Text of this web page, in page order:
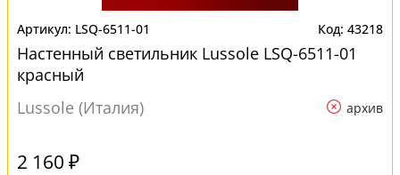
LSQ-6511-01 43218
Настенный светильник Lussole LSQ-6511-01
красный
Lussole (Италия)
архив
2 160 ₽